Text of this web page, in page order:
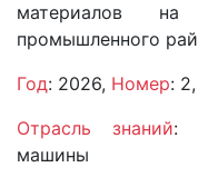
материалов на
промышленного
Год: 2026, Номер: 2,
Отрасль знаний:
машины